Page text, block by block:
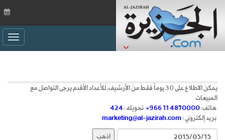
يمكن الاطلاع على 30 يوماً فقط من الأرشيف، للأعداد الأقدم يرجى التواصل مع
المبيعات
هاتف: +966 11 4870000 تحويله : 424
بريد إلكتروني : marketing@al-jazirah.com